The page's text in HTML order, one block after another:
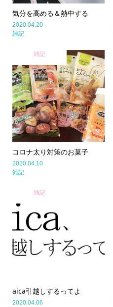
気分を高める＆熱中する
2020.04.20
雑記
雑記
コロナ太り対策のお菓子
2020.04.10
雑記
雑記
aica引越しするってよ
2020.04.06